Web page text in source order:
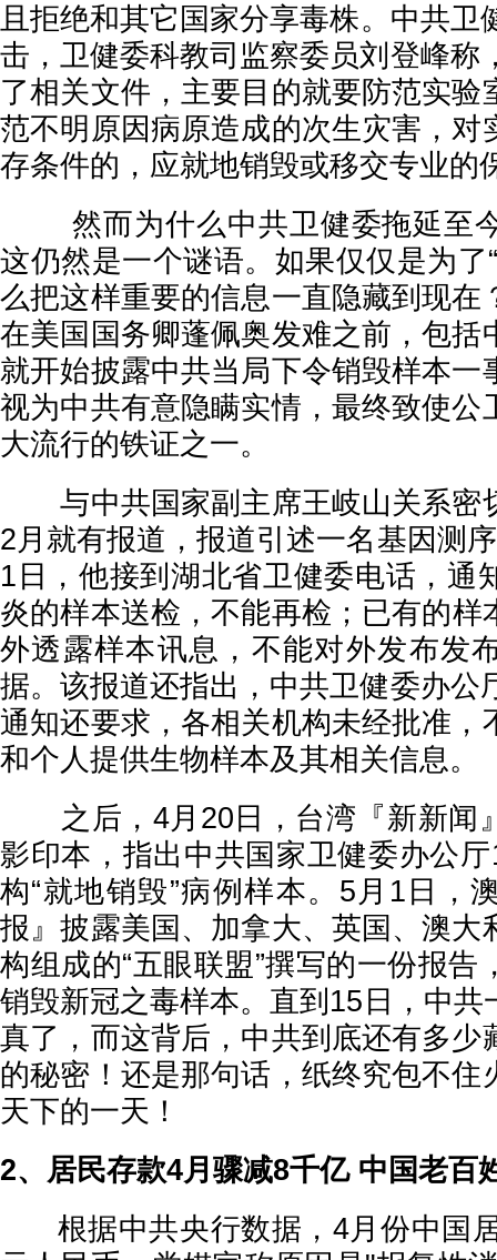
且拒绝和其它国家分享毒株。中共卫
击，卫健委科教司监察委员刘登峰称
了相关文件，主要目的就要防范实验
范不明原因病原造成的次生灾害，对
存条件的，应就地销毁或移交专业的
然而为什么中共卫健委拖延至
这仍然是一个谜语。如果仅仅是为了
么把这样重要的信息一直隐藏到现在
在美国国务卿蓬佩奥发难之前，包括
就开始披露中共当局下令销毁样本一
视为中共有意隐瞒实情，最终致使公
大流行的铁证之一。
与中共国家副主席王岐山关系密
2月就有报道，报道引述一名基因测
1日，他接到湖北省卫健委电话，通
炎的样本送检，不能再检；已有的样
外透露样本讯息，不能对外发布发
据。该报道还指出，中共卫健委办公
通知还要求，各相关机构未经批准，
和个人提供生物样本及其相关信息。
之后，4月20日，台湾『新新闻
影印本，指出中共国家卫健委办公
构“就地销毁”病例样本。5月1日，
报』披露美国、加拿大、英国、澳大
构组成的“五眼联盟”撰写的一份报告
销毁新冠之毒样本。直到15日，中共
真了，而这背后，中共到底还有多少
的秘密！还是那句话，纸终究包不住
天下的一天！
2、居民存款4月骤减8千亿 中国老百
根据中共央行数据，4月份中国